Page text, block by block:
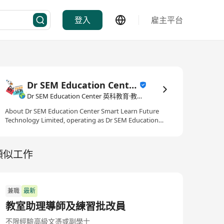
登入 雇主平台
Dr SEM Education Center 英科教育
Dr SEM Education Center 英科教育·教育/培訓
About Dr SEM Education Center Smart Learn Future
Technology Limited, operating as Dr SEM Education
specialize in delivering high-quality, forward-thinking
learning experiences for local and international school
specialized tutorial classes in Science, English, and
Mathematics, helping students excel in their
examinations. Beyond traditional academics, we are
pioneers in youth technology education, offering
engaging STEAM, coding, and LEGO robotics programs
似工作
兼職 最新
教室助理導師及練習批改員
不限經驗高級文憑或副學士